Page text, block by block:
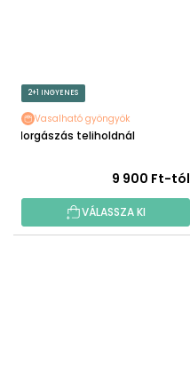
2+1 INGYENES
Vasalható gyöngyök
Horgászás teliholdnál
9 900 Ft-tól
VÁLASSZA KI